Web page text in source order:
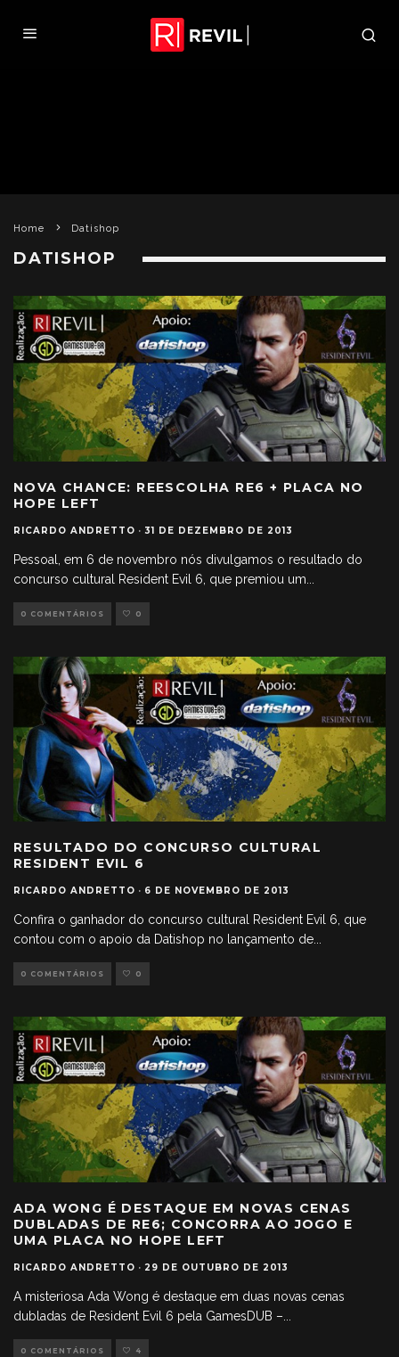
Home Datishop
DATISHOP
NOVA CHANCE: REESCOLHA RE6 + PLACA NO
HOPE LEFT
RICARDO ANDRETTO · 31 DE DEZEMBRO DE 2013
Pessoal, em 6 de novembro nós divulgamos o resultado do
concurso cultural Resident Evil 6, que premiou um
0 COMENTÁRIOS 0
RESULTADO DO CONCURSO CULTURAL
RESIDENT EVIL 6
RICARDO ANDRETTO · 6 DE NOVEMBRO DE 2013
Confira o ganhador do concurso cultural Resident Evil 6, que
contou com o apoio da Datishop no lançamento de...
0 COMENTÁRIOS 0
ADA WONG É DESTAQUE EM NOVAS CENAS
DUBLADAS DE RE6; CONCORRA AO JOGO E
UMA PLACA NO HOPE LEFT
RICARDO ANDRETTO · 29 DE OUTUBRO DE 2013
A misteriosa Ada Wong é destaque em duas novas cenas
dubladas de Resident Evil 6 pela GamesDUB –...
0 COMENTÁRIOS 4